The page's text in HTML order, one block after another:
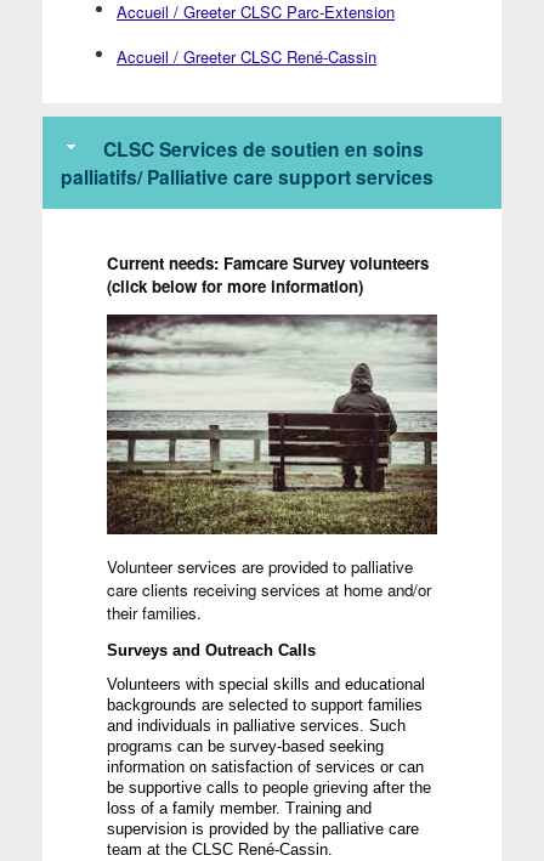
Accueil / Greeter CLSC Parc-Extension
Accueil / Greeter CLSC René-Cassin
CLSC Services de soutien en soins
palliatifs/ Palliative care support services
Current needs: Famcare Survey volunteers
(click below for more information)
Volunteer services are provided to palliative
care clients receiving services at home and/or
their families.
Surveys and Outreach Calls
Volunteers with special skills and educational
backgrounds are selected to support families
and individuals in palliative services. Such
programs can be survey-based seeking
information on satisfaction of services or can
be supportive calls to people grieving after the
loss of a family member. Training and
supervision is provided by the palliative care
team at the CLSC René-Cassin.